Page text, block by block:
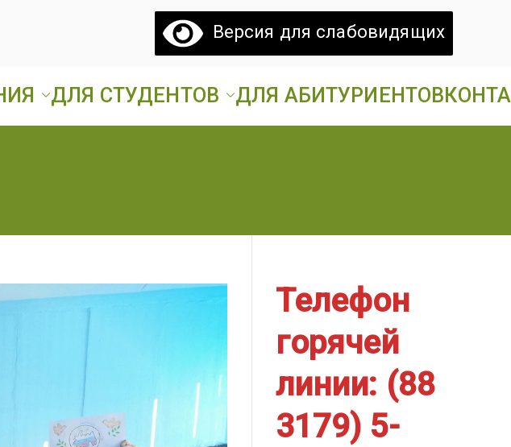
Версия для слабовидящих
Ардатовский
Техникум
«Ардатовский аграрный техникум».
ДЛЯ СТУДЕНТОВ ДЛЯ АБИТУРИЕНТОВ
Телефон
горячей
линии: (88
3179) 5-